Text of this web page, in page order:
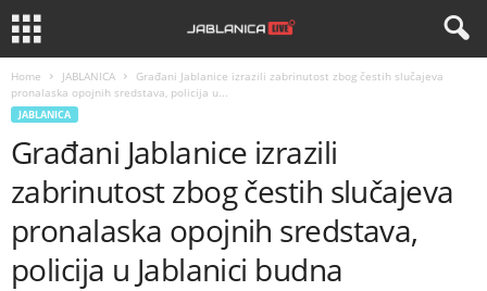
Home JABLANICA
Građani Jablanice izrazili zabrinutost zbog čestih slučajeva
pronalaska opojnih sredstava, policija u...
JABLANICA
Građani Jablanice izrazili
zabrinutost zbog čestih slučajeva
pronalaska opojnih sredstava,
policija u Jablanici budna